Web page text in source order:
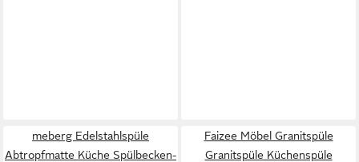
meberg Edelstahlspüle
Abtropfmatte Küche Spülbecken-
Faizee Möbel Granitspüle
Granitspüle Küchenspüle